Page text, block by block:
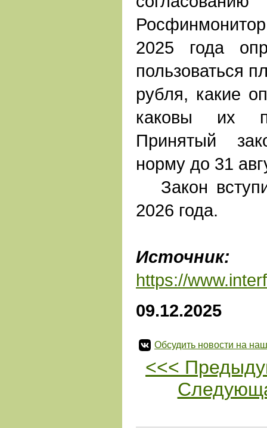
2025 года
пользоваться
рубля, какие
каковы их
Принятый
норму до 31
Закон
2026 года.
Источник:
https://
09.12.2025
Обсудить новости на
<<<